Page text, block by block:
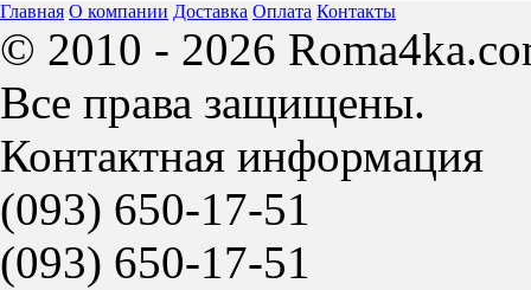
Главная О компании Доставка Оплата Контакты
© 2010 - 2026
Все права защищены.
Контактная информация
(093) 650-17-51
(093) 650-17-51